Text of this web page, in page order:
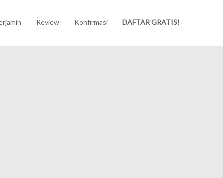
Review Konfirmasi DAFTAR GRATIS!